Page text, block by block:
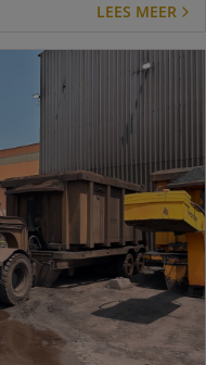
LEES MEER